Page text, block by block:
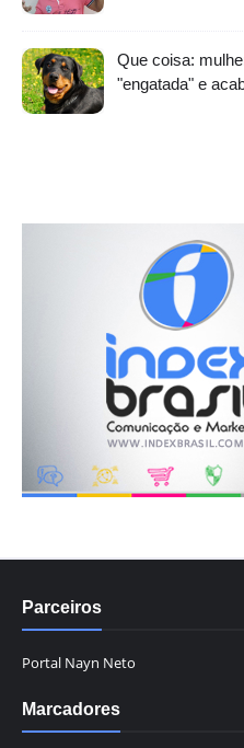
Que coisa:
"engatada" e
Parceiros
Portal Nayn Neto
Marcadores